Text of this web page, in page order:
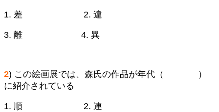
1. 差 2. 違
3. 離 4. 異
2) この絵画展では、森氏の作品が年代（ ）
に紹介されている
1. 順 2. 連